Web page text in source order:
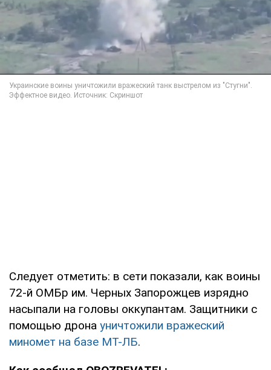
Следует отметить: в сети показали, как воины
72-й ОМБр им. Черных Запорожцев изрядно
насыпали на головы оккупантам. Защитники с
помощью дрона уничтожили вражеский
миномет на базе МТ-ЛБ.